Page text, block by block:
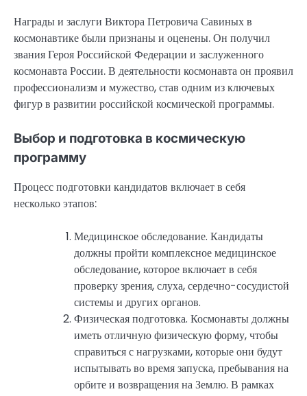
Награды и заслуги Виктора Петровича Савиных в
космонавтике были признаны и оценены. Он получил
звания Героя Российской Федерации и заслуженного
космонавта России. В деятельности космонавта он проявил
профессионализм и мужество, став одним из ключевых
фигур в развитии российской космической программы.
Выбор и подготовка в космическую
программу
Процесс подготовки кандидатов включает в себя
несколько этапов:
Медицинское обследование. Кандидаты
должны пройти комплексное медицинское
обследование, которое включает в себя
проверку зрения, слуха, сердечно-сосудистой
системы и других органов.
Физическая подготовка. Космонавты должны
иметь отличную физическую форму, чтобы
справиться с нагрузками, которые они будут
испытывать во время запуска, пребывания на
орбите и возвращения на Землю. В рамках